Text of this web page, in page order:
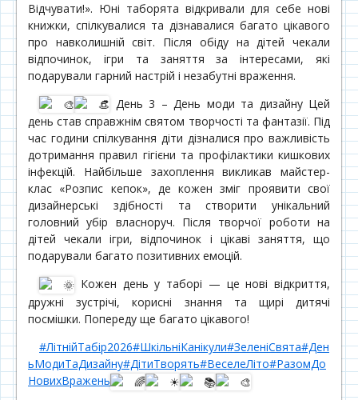
Відчувати!». Юні таборята відкривали для себе нові
книжки, спілкувалися та дізнавалися багато цікавого
про навколишній світ. Після обіду на дітей чекали
відпочинок, ігри та заняття за інтересами, які
подарували гарний настрій і незабутні враження.
День 3 – День моди та дизайну Цей
день став справжнім святом творчості та фантазії. Під
час години спілкування діти дізналися про важливість
дотримання правил гігієни та профілактики кишкових
інфекцій. Найбільше захоплення викликав майстер-
клас «Розпис кепок», де кожен зміг проявити свої
дизайнерські здібності та створити унікальний
головний убір власноруч. Після творчої роботи на
дітей чекали ігри, відпочинок і цікаві заняття, що
подарували багато позитивних емоцій.
Кожен день у таборі — це нові відкриття,
дружні зустрічі, корисні знання та щирі дитячі
посмішки. Попереду ще багато цікавого!
#ЛітнійТабір2026#ШкільніКанікули#ЗеленіСвята#Ден
ьМодиТаДизайну#ДітиТворять#ВеселеЛіто#РазомДо
НовихВражень